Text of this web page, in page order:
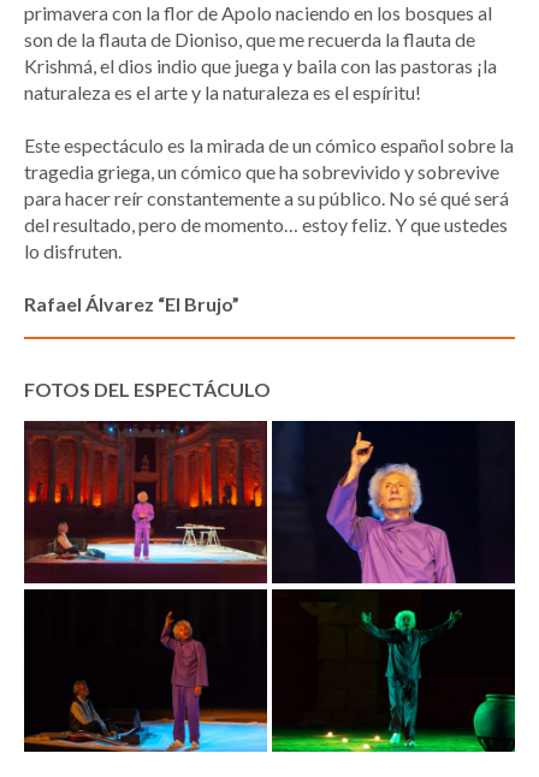
primavera con la flor de Apolo naciendo en los bosques al
son de la flauta de Dioniso, que me recuerda la flauta de
Krishmá, el dios indio que juega y baila con las pastoras ¡la
naturaleza es el arte y la naturaleza es el espíritu!
Este espectáculo es la mirada de un cómico español sobre la
tragedia griega, un cómico que ha sobrevivido y sobrevive
para hacer reír constantemente a su público. No sé qué será
del resultado, pero de momento… estoy feliz. Y que ustedes
lo disfruten.
Rafael Álvarez “El Brujo”
FOTOS DEL ESPECTÁCULO